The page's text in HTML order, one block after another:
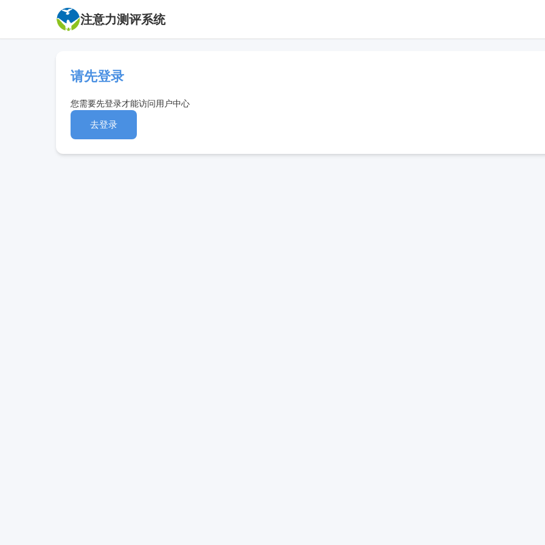
注意力测评系统
请先登录
您需要先登录才能访问用户中心
去登录